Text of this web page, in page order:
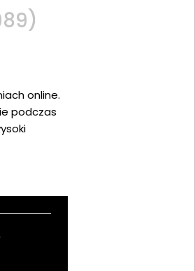
online.
podczas